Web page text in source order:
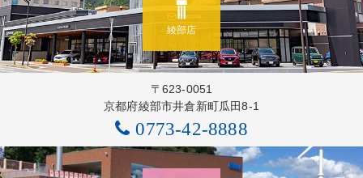
綾部店
〒623-0051
京都府綾部市井倉新町瓜田8-1
0773-42-8888